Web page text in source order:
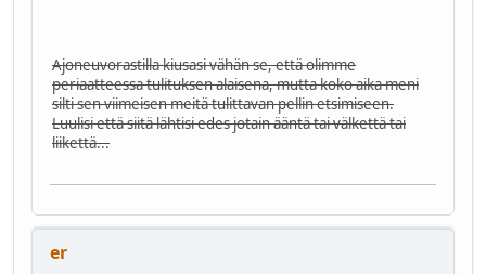
Ajoneuvorastilla kiusasi vähän se, että olimme
periaatteessa tulituksen alaisena, mutta koko aika meni
silti sen viimeisen meitä tulittavan pellin etsimiseen.
Luulisi että siitä lähtisi edes jotain ääntä tai välkettä tai
liikettä...
er